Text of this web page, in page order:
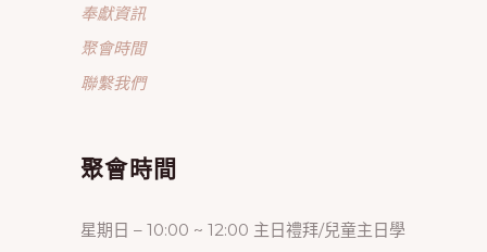
奉獻資訊
聚會時間
聯繫我們
聚會時間
星期日 – 10:00 ~ 12:00 主日禮拜/兒童主日學